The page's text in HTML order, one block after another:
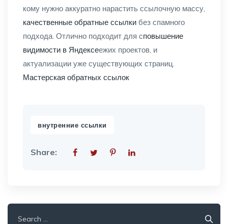
кому нужно аккуратно нарастить ссылочную массу,
качественные обратные ссылки без спамного
подхода. Отлично подходит для сповышение
видимости в Яндексеежих проектов, и
актуализации уже существующих страниц.
Мастерская обратных ссылок
внутренние ссылки
Share: